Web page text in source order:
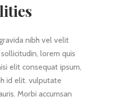
nibh vel velit
lorem quis
elit consequat ipsum,
id elit. vulputate
Morbi accumsan